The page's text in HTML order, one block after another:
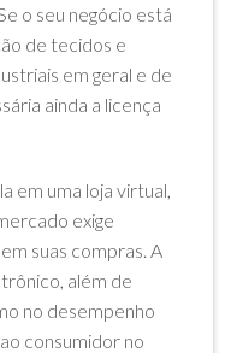
o seu negócio está
de tecidos e
em geral e de
ainda a licença
em uma loja virtual,
exige
suas compras. A
além de
no desempenho
consumidor no